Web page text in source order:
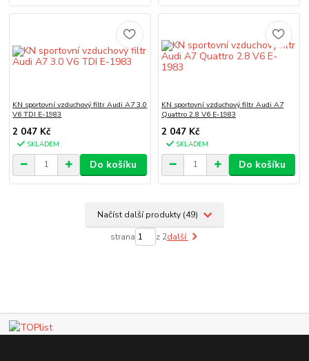
KN sportovní vzduchový filtr Audi A7 3.0
V6 TDI E-1983
2 047 Kč
SKLADEM
Do košíku
KN sportovní vzduchový filtr Audi A7
Quattro 2.8 V6 E-1983
2 047 Kč
SKLADEM
Do košíku
Načíst další produkty (49)
strana z 2další